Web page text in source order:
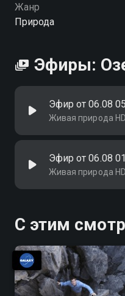
Жанр
Природа
Эфиры:
Эфир от 06.08
Живая природа HD
Эфир от 06.08
Живая природа HD
С этим